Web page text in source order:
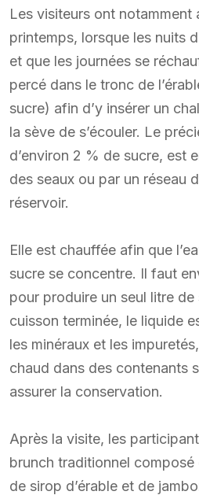
Les visiteurs ont notamment
printemps, lorsque les nuits
et que les journées se
percé dans le tronc de
sucre) afin d’y insérer un
la sève de s’écouler. Le
d’environ 2 % de sucre, est
des seaux ou par un réseau
réservoir.
Elle est chauffée afin que
sucre se concentre. Il faut
pour produire un seul litre
cuisson terminée, le liquide
les minéraux et les
chaud dans des contenants
assurer la conservation.
Après la visite, les
brunch traditionnel
de sirop d’érable et de